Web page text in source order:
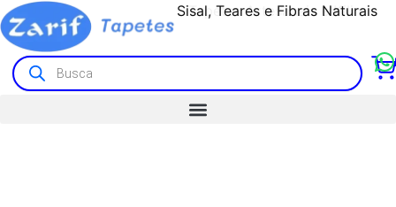
Tapetes Artesanais e Kilim
Sisal, Teares e Fibras Naturais